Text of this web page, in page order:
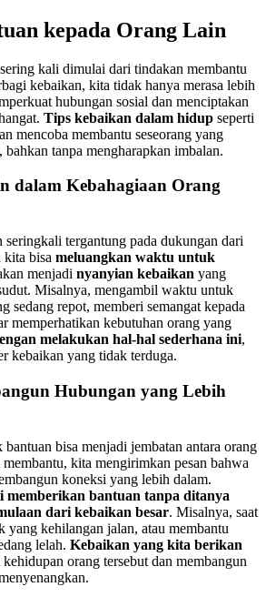
kepada Orang Lain
kali dimulai dari tindakan membantu
kebaikan, kita tidak hanya merasa lebih
hubungan sosial dan menciptakan
Tips kebaikan dalam hidup seperti
mencoba membantu seseorang yang
bahkan tanpa mengharapkan imbalan.
dalam Kebahagiaan Orang
seringkali tergantung pada dukungan dari
kita bisa meluangkan waktu untuk
menjadi nyanyian kebaikan yang
Misalnya, mengambil waktu untuk
sedang repot, memberi semangat kepada
memperhatikan kebutuhan orang yang
melakukan hal-hal sederhana ini,
kebaikan yang tidak terduga.
Hubungan yang Lebih
bisa menjadi jembatan antara orang
kita mengirimkan pesan bahwa
koneksi yang lebih dalam.
memberikan bantuan tanpa ditanya
dari kebaikan besar. Misalnya, saat
yang kehilangan jalan, atau membantu
lelah. Kebaikan yang kita berikan
orang tersebut dan membangun